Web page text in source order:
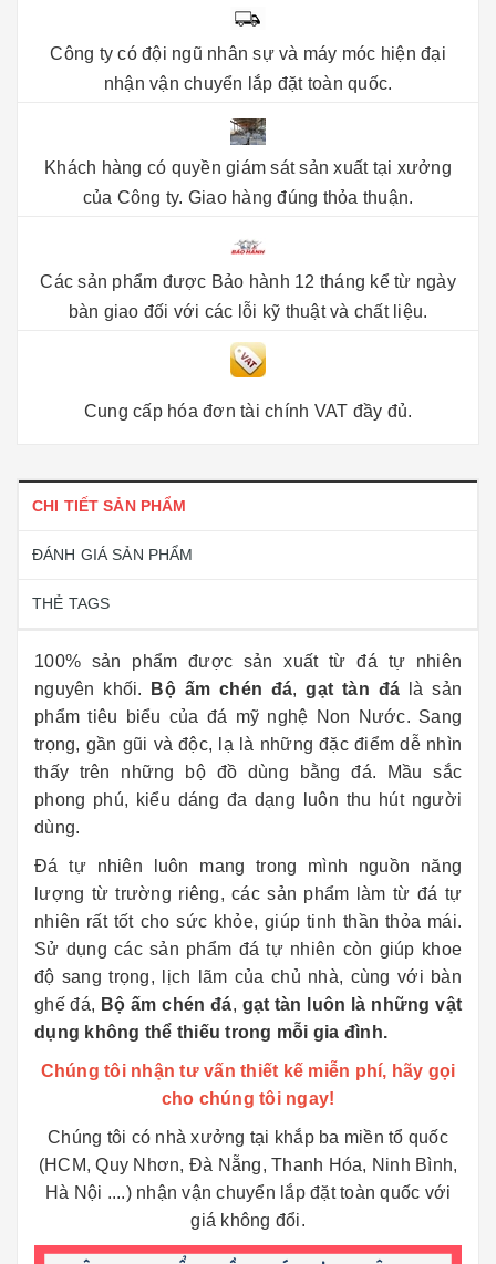
Công ty có đội ngũ nhân sự và máy móc hiện đại
nhận vận chuyển lắp đặt toàn quốc.
Khách hàng có quyền giám sát sản xuất tại xưởng
của Công ty. Giao hàng đúng thỏa thuận.
Các sản phẩm được Bảo hành 12 tháng kể từ ngày
bàn giao đối với các lỗi kỹ thuật và chất liệu.
Cung cấp hóa đơn tài chính VAT đầy đủ.
CHI TIẾT SẢN PHẨM
ĐÁNH GIÁ SẢN PHẨM
THẺ TAGS
100% sản phẩm được sản xuất từ đá tự nhiên
nguyên khối.
Bộ ấm chén đá,gạt tàn đá
là sản
phẩm tiêu biểu của đá mỹ nghệ Non Nước. Sang
trọng, gần gũi và độc, lạ là những đặc điểm dễ nhìn
thấy trên những bộ đồ dùng bằng đá. Mầu sắc
phong phú, kiểu dáng đa dạng luôn thu hút người
dùng.
Đá tự nhiên luôn mang trong mình nguồn năng
lượng từ trường riêng, các sản phẩm làm từ đá tự
nhiên rất tốt cho sức khỏe, giúp tinh thần thỏa mái.
Sử dụng các sản phẩm đá tự nhiên còn giúp khoe
độ sang trọng, lịch lãm của chủ nhà, cùng với bàn
ghế đá, Bộ ấm chén đá, gạt tàn
luôn là những vật
dụng không thể thiếu trong mỗi gia đình.
Chúng tôi nhận tư vấn thiết kế miễn phí, hãy gọi
cho chúng tôi ngay!
Chúng tôi có nhà xưởng tại khắp ba miền tổ quốc
(HCM, Quy Nhơn, Đà Nẵng, Thanh Hóa, Ninh Bình,
Hà Nội ....) nhận vận chuyển lắp đặt toàn quốc với
giá không đổi.